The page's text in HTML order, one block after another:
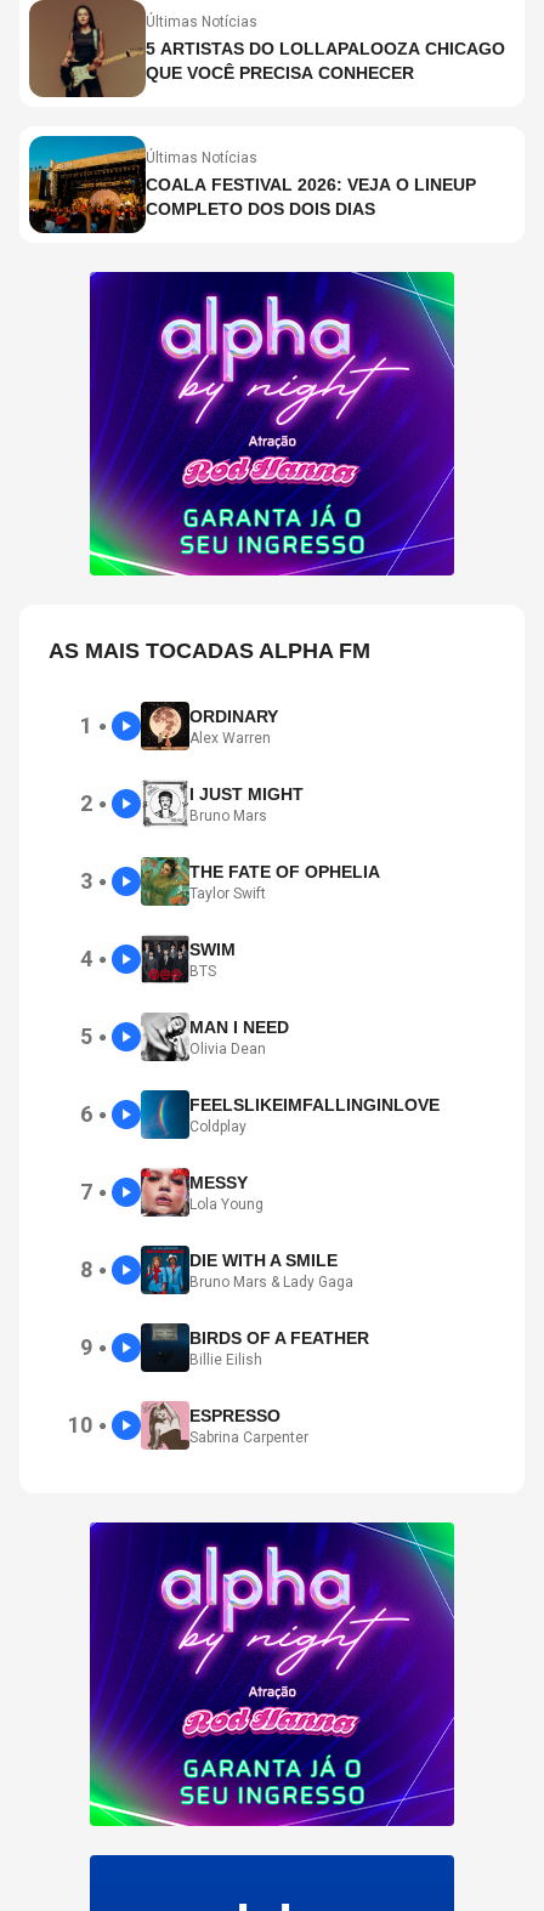
Últimas Notícias
5 ARTISTAS DO LOLLAPALOOZA CHICAGO
QUE VOCÊ PRECISA CONHECER
Últimas Notícias
COALA FESTIVAL 2026: VEJA O LINEUP
COMPLETO DOS DOIS DIAS
AS MAIS TOCADAS ALPHA FM
1 ● ORDINARY
Alex Warren
2 ● I JUST MIGHT
Bruno Mars
3 ● THE FATE OF OPHELIA
Taylor Swift
4 ● SWIM
BTS
5 ● MAN I NEED
Olivia Dean
6 ● FEELSLIKEIMFALLINGINLOVE
Coldplay
7 ● MESSY
Lola Young
8 ● DIE WITH A SMILE
Bruno Mars & Lady Gaga
9 ● BIRDS OF A FEATHER
Billie Eilish
10 ● ESPRESSO
Sabrina Carpenter